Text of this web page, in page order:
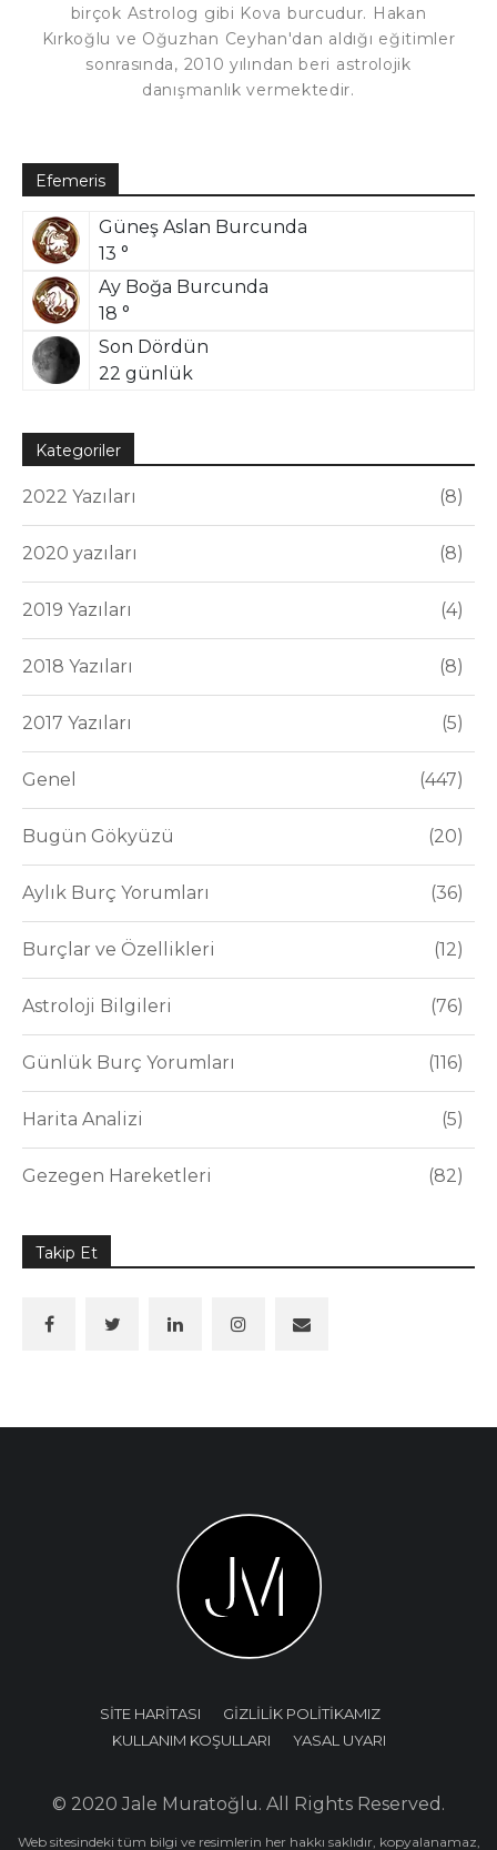
birçok Astrolog gibi Kova burcudur. Hakan
Kırkoğlu ve Oğuzhan Ceyhan'dan aldığı eğitimler
sonrasında, 2010 yılından beri astrolojik
danışmanlık vermektedir.
Efemeris
Güneş Aslan Burcunda
13 °
Ay Boğa Burcunda
18 °
Son Dördün
22 günlük
Kategoriler
2022 Yazıları 8
2020 yazıları 8
2019 Yazıları 4
2018 Yazıları 8
2017 Yazıları 5
Genel 447
Bugün Gökyüzü 20
Aylık Burç Yorumları 36
Burçlar ve Özellikleri 12
Astroloji Bilgileri 76
Günlük Burç Yorumları 116
Harita Analizi 5
Gezegen Hareketleri 82
Takip Et
SİTE HARİTASI
GİZLİLİK POLİTİKAMIZ
KULLANIM KOŞULLARI
YASAL UYARI
© 2020 Jale Muratoğlu. All Rights Reserved.
Web sitesindeki tüm bilgi ve resimlerin her hakkı saklıdır, kopyalanamaz,